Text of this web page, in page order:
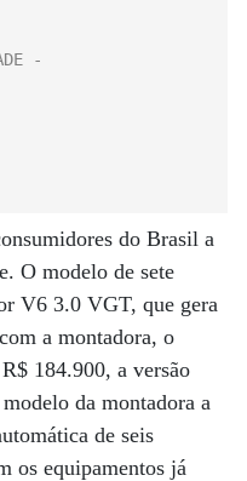
do Brasil a
O modelo de sete
V6 3.0 VGT, que gera
a montadora, o
184.900, a versão
da montadora a
de seis
os equipamentos já